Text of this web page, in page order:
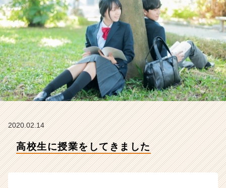
デ
ン
テ
ィ
テ
ィ
ー
の
タ
イ
ン】
|
ン
2020.02.14
高校生に授業をしてきました